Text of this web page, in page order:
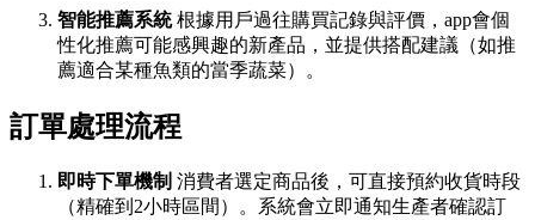
智能推薦系統根據用戶過往購買記錄與評價，app會個
性化推薦可能感興趣的新產品，並提供搭配建議（如推
薦適合某種魚類的當季蔬菜）。
訂單處理流程
即時下單機制 消費者選定商品後，可直接預約收貨時段
（精確到2小時區間）。系統會立即通知生產者確認訂